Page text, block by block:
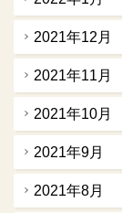
2021年12月
2021年11月
2021年10月
2021年9月
2021年8月